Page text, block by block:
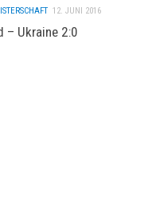
12. JUNI 2016
– Ukraine 2:0